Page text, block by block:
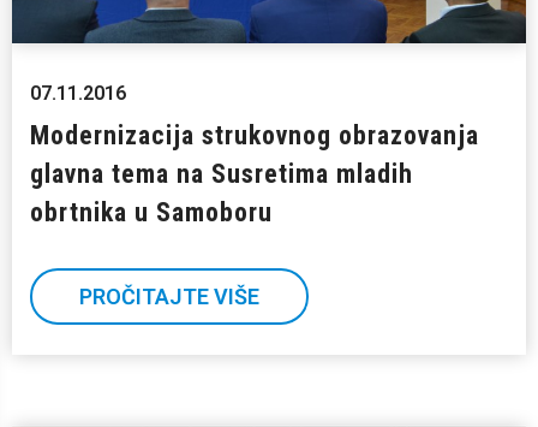
07.11.2016
Modernizacija strukovnog obrazovanja
glavna tema na Susretima mladih
obrtnika u Samoboru
PROČITAJTE VIŠE